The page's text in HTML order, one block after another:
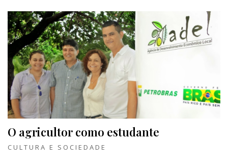
O agricultor como estudante
CULTURA E SOCIEDADE